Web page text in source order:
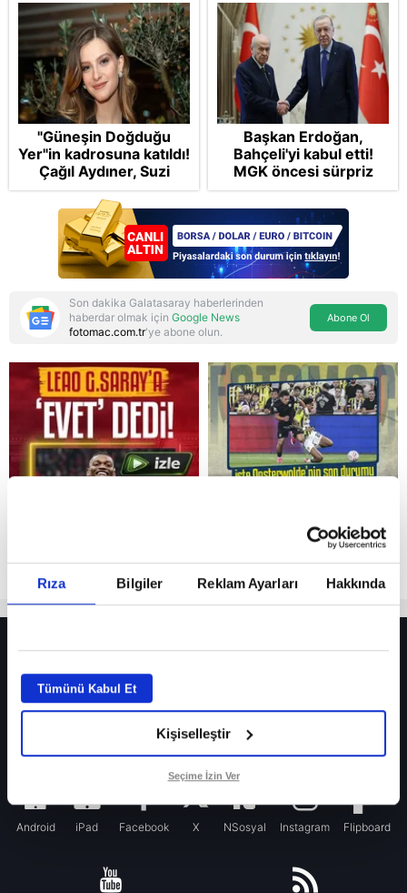
Rıza Bilgiler Reklam Ayarları Hakkında
Tümünü Kabul Et
Kişiselleştir
Seçime İzin Ver
Reddet
"Güneşin Doğduğu
Yer"in kadrosuna katıldı!
Çağıl Aydıner, Suzi
karakteriyle geliyor
Başkan Erdoğan,
Bahçeli'yi kabul etti!
MGK öncesi sürpriz
zirve: Çerçeve Yasa
teklifi gündemde
Son dakika Galatasaray haberlerinden
haberdar olmak için Google News
fotomac.com.tr'ye abone olun.
Abone Ol
Fenerbahçe’de sürpriz ayrılık ihtimali! Devre arasında gelmişti
Fenerbahçe’nin yeni transferi Mason Greenwood için olay sözler!
Galatasaray’da rota yeniden Thiago Almada!
Android iPad Facebook X NSosyal Instagram Flipboard